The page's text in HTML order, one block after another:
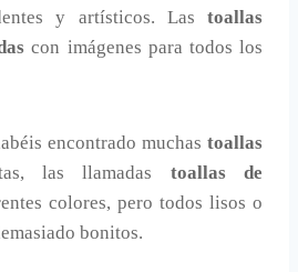
y artísticos. Las toallas
con imágenes para todos los
encontrado muchas toallas
las llamadas toallas de
colores, pero todos lisos o
bonitos.